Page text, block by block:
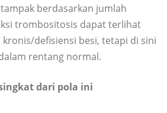
berdasarkan jumlah
trombositosis dapat terlihat
defisiensi besi, tetapi di sini
rentang normal.
dari pola ini